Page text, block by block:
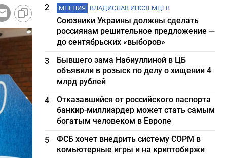
2
МНЕНИЯ ВЛАДИСЛАВ ИНОЗЕМЦЕВ
Союзники Украины должны сделать
россиянам решительное предложение —
до сентябрьских «выборов»
3
Бывшего зама Набиуллиной в ЦБ
объявили в розыск по делу о хищении 4
млрд рублей
4
Отказавшийся от российского паспорта
банкир-миллиардер может стать самым
богатым человеком в Европе
5
ФСБ хочет внедрить систему СОРМ в
комьютерные игры и на криптобиржи